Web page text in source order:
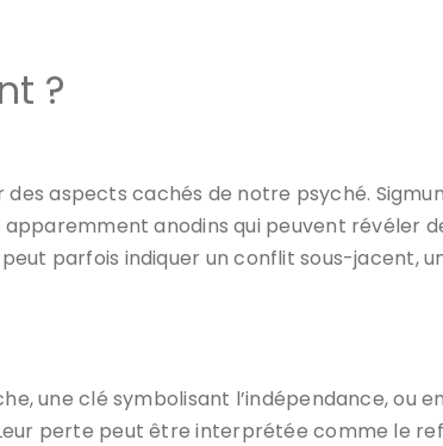
?
aspects cachés de notre psyché.
anodins qui peuvent révéler
parfois indiquer un conflit sous-jacent,
une clé symbolisant l’indépendance, ou
perte peut être interprétée comme le